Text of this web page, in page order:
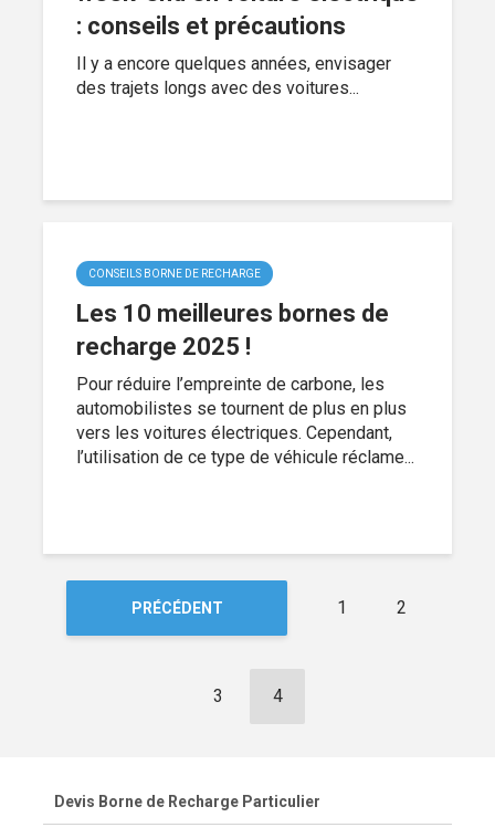
: conseils et précautions
Il y a encore quelques années, envisager
des trajets longs avec des voitures...
CONSEILS BORNE DE RECHARGE
Les 10 meilleures bornes de
recharge 2025 !
Pour réduire l’empreinte de carbone, les
automobilistes se tournent de plus en plus
vers les voitures électriques. Cependant,
l’utilisation de ce type de véhicule réclame...
PRÉCÉDENT 1 2
3 4
Devis Borne de Recharge Particulier